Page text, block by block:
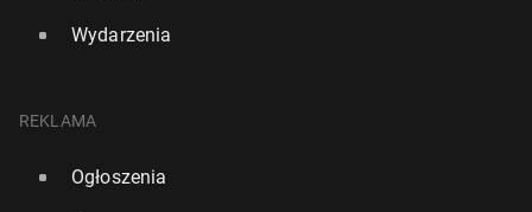
Wydarzenia
REKLAMA
Ogłoszenia